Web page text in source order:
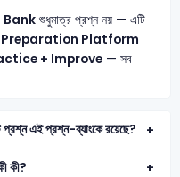
Bankশুধুমাত্র প্রশ্ন নয় — এটি
Preparation Platform
+ Improve— সব
মোট কতটি প্রশ্ন এই প্রশ্ন-ব্যাংকে রয়েছে?
কী?